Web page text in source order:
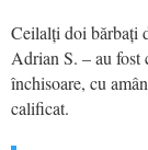
Ceilalți doi bărbați
Adrian S. – au fost
închisoare, cu
calificat.